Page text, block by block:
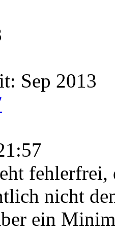
Sep 2013
fehlerfrei,
nicht
ein